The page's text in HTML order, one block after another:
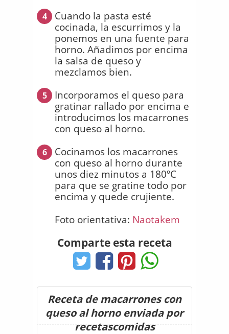
4
Cuando la pasta esté
cocinada, la escurrimos y la
ponemos en una fuente para
horno. Añadimos por encima
la salsa de queso y
mezclamos bien.
5
Incorporamos el queso para
gratinar rallado por encima e
introducimos los macarrones
con queso al horno.
6
Cocinamos los macarrones
con queso al horno durante
unos diez minutos a 180ºC
para que se gratine todo por
encima y quede crujiente.
Foto orientativa: Naotakem
Comparte esta receta
Receta de macarrones con
queso al horno enviada por
recetascomidas